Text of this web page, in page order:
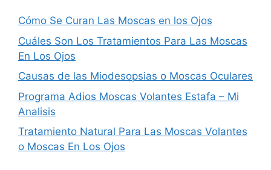
Cómo Se Curan Las Moscas en los Ojos
Cuáles Son Los Tratamientos Para Las Moscas
En Los Ojos
Causas de las Miodesopsias o Moscas Oculares
Programa Adios Moscas Volantes Estafa – Mi
Analisis
Tratamiento Natural Para Las Moscas Volantes
o Moscas En Los Ojos